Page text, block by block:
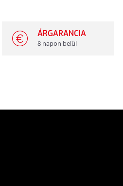
ÁRGARANCIA
8 napon belül